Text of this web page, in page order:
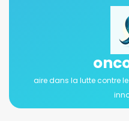
aire dans la lutte contre